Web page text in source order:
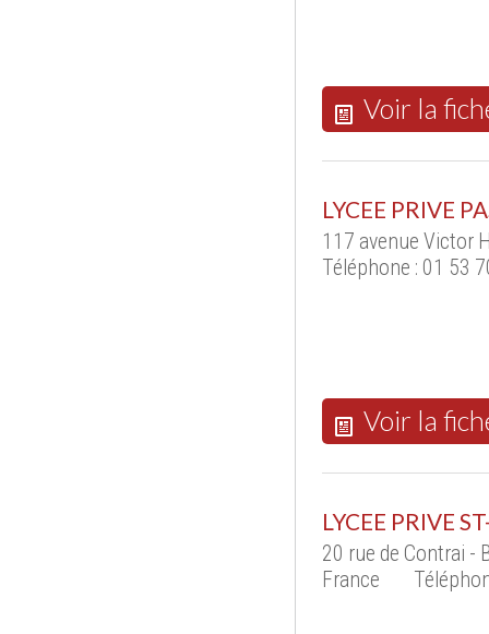
Voir la
LYCEE PRIVE
117 avenue Victor
Téléphone : 01 53
Voir la
LYCEE PRIVE
20 rue de Contrai -
France